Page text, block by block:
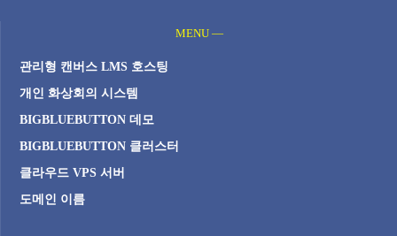
MENU —
관리형 캔버스 LMS 호스팅
개인 화상회의 시스템
BIGBLUEBUTTON 데모
BIGBLUEBUTTON 클러스터
클라우드 VPS 서버
도메인 이름